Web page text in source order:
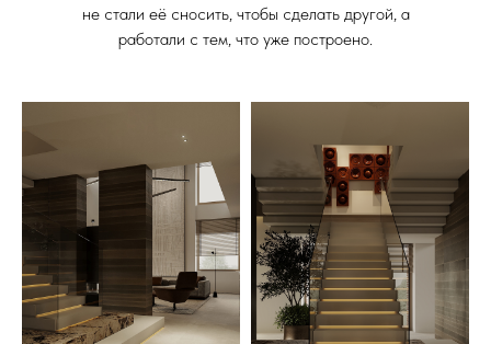
не стали её сносить, чтобы сделать другой, а
работали с тем, что уже построено.